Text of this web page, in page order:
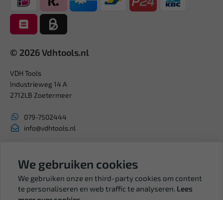
© 2026 Vdhtools.nl
VDH Tools
Industrieweg 14 A
2712LB Zoetermeer
079-7502444
info@vdhtools.nl
BTW: NL819958657B01
We gebruiken cookies
We gebruiken onze en third-party cookies om content
te personaliseren en web traffic te analyseren. Lees